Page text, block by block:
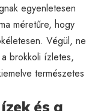
egyenletesen
méretűre, hogy
Végül, ne
brokkoli ízletes,
természetes
és a